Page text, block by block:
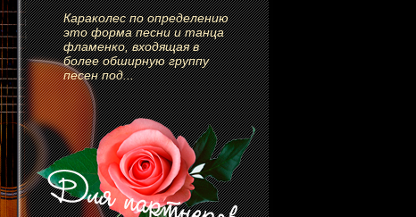
Караколес по определению
это форма песни и танца
фламенко, входящая в
более обширную группу
песен под...